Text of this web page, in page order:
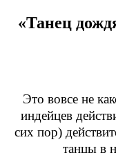
«Танец
Это вовсе не
индейцев
сих пор)
танцы в